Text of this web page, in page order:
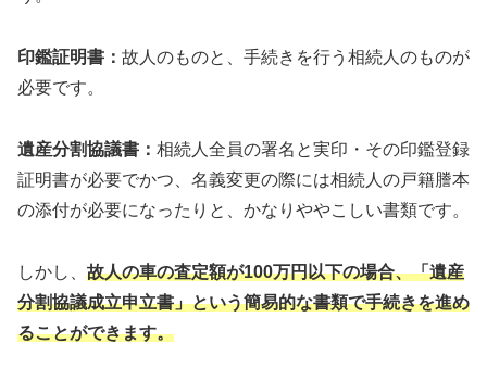
印鑑証明書： 故人のものと、手続きを行う相続人のものが
必要です。
遺産分割協議書： 相続人全員の署名と実印・その印鑑登録
証明書が必要でかつ、名義変更の際には相続人の戸籍謄本
の添付が必要になったりと、かなりややこしい書類です。
しかし、 故人の車の査定額が100万円以下の場合、「遺産
分割協議成立申立書」という簡易的な書類で手続きを進め
ることができます。